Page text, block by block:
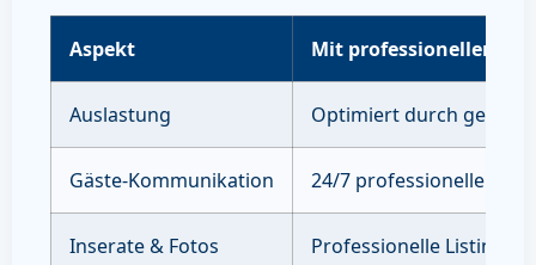
Aspekt Mit professioneller
Auslastung Optimiert durch
Gäste-Kommunikation 24/7 professioneller
Inserate & Fotos Professionelle Listings